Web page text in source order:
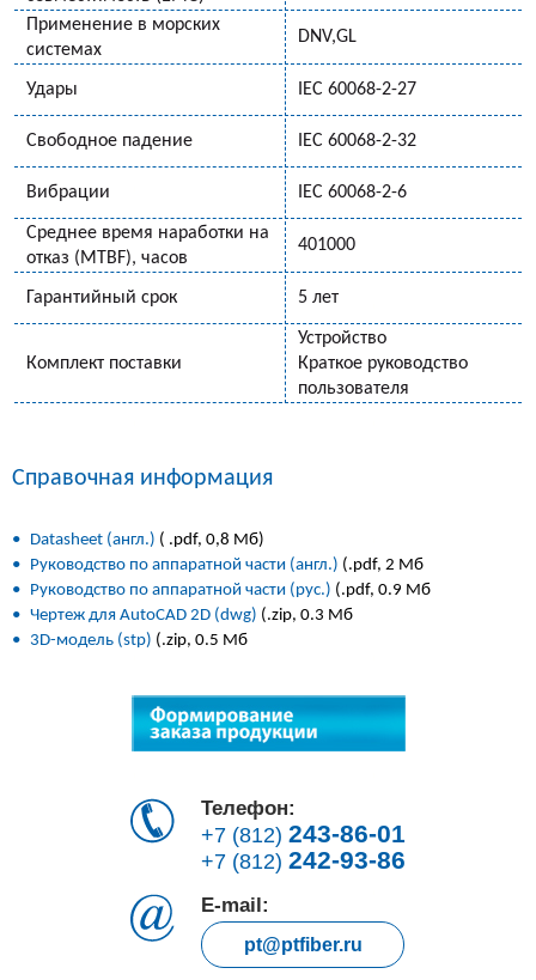
Телефон:
+7 (812)243-86-01
+7 (812)242-93-86
E-mail:
pt@ptfiber.ru
Применение в морских
системах
DNV,GL
Удары IEC 60068-2-27
Свободное падение IEC 60068-2-32
Вибрации IEC 60068-2-6
Среднее время наработки на
отказ (MTBF), часов
401000
Гарантийный срок 5 лет
Комплект поставки
Устройство
Краткое руководство
пользователя
Справочная информация
• Datasheet (англ.) ( .pdf, 0,8 Мб)
• Руководство по аппаратной части (англ.) (.pdf, 2 Мб
• Руководство по аппаратной части (рус.) (.pdf, 0.9 Мб
• Чертеж для AutoCAD 2D (dwg) (.zip, 0.3 Мб
• 3D-модель (stp) (.zip, 0.5 Мб